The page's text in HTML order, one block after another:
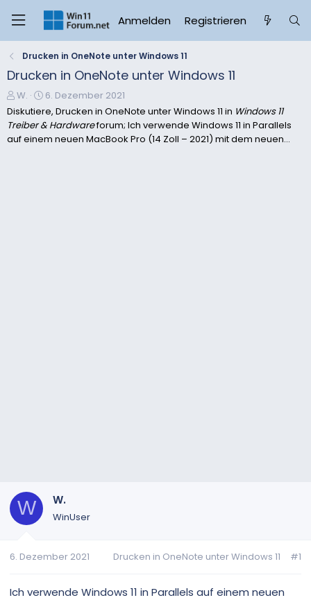
Anmelden Registrieren
Drucken in OneNote unter Windows 11
Drucken in OneNote unter Windows 11
E
r
s
t
W.
E
r
s
t
6. Dezember 2021
Diskutiere, Drucken in OneNote unter Windows 11 in Windows 11
Treiber & Hardwareforum; Ich verwende Windows 11 in Parallels
auf einem neuen MacBook Pro (14 Zoll – 2021) mit dem neuen...
W W.
WinUser
6. Dezember 2021 Drucken in OneNote unter Windows 11 #1
Ich verwende Windows 11 in Parallels auf einem neuen